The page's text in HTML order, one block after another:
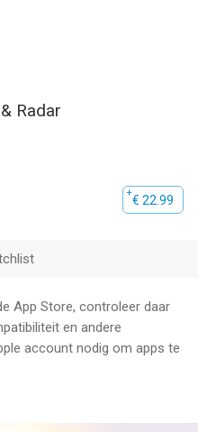
Radar
€ 22.99
App Store, controleer daar
en andere
account nodig om apps te